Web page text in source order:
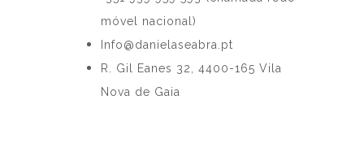
móvel nacional)
Info@danielaseabra.pt
R. Gil Eanes 32, 4400-165 Vila
Nova de Gaia